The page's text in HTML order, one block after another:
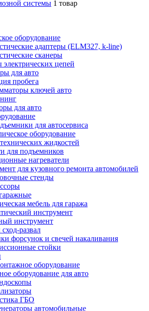
системы 1 товар
оборудование
адаптеры (ELM327, k-line)
сканеры
электрических цепей
для авто
пробега
ключей авто
для авто
для автосервиса
оборудование
жидкостей
для подъемников
нагреватели
для кузовного ремонта автомобилей
стенды
мебель для гаража
инструмент
инструмент
развал
форсунок и свечей накаливания
стойки
оборудование
оборудование для авто
ГБО
автомобильные